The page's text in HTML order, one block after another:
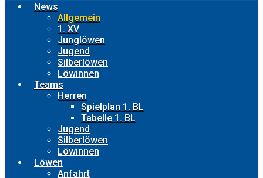
News
Allgemein
1. XV
Junglöwen
Jugend
Silberlöwen
Löwinnen
Teams
Herren
Spielplan 1. BL
Tabelle 1. BL
Jugend
Silberlöwen
Löwinnen
Löwen
Anfahrt